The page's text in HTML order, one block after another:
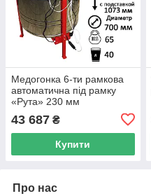
Медогонка 6-ти рамкова
автоматична під рамку
«Рута» 230 мм
43 687 ₴
Купити
Про нас